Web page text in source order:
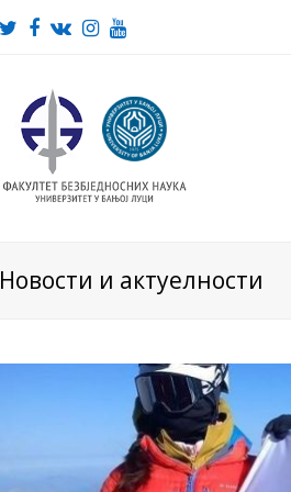
Twitter
Facebook
VKInstagram
Youtube
Новости и актуелности